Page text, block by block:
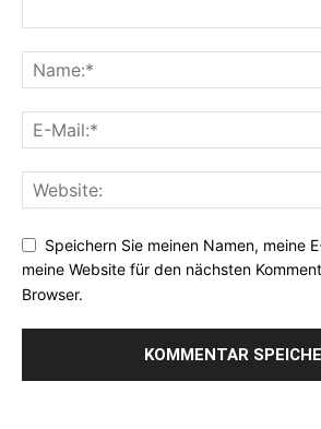
Speichern Sie meinen Namen, meine
meine Website für den nächsten
Browser.